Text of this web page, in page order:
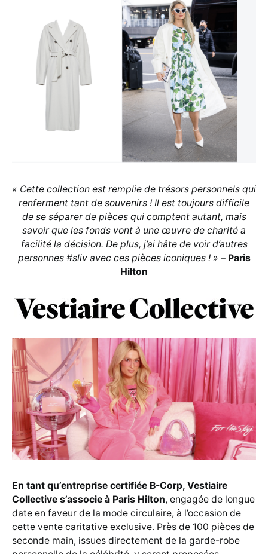
« Cette collection est remplie de trésors personnels qui
renferment tant de souvenirs ! Il est toujours difficile
de se séparer de pièces qui comptent autant, mais
savoir que les fonds vont à une œuvre de charité a
facilité la décision. De plus, j’ai hâte de voir d’autres
personnes #sliv avec ces pièces iconiques ! » – Paris
Hilton
En tant qu’entreprise certifiée B-Corp, Vestiaire
Collective s’associe à Paris Hilton, engagée de longue
date en faveur de la mode circulaire, à l’occasion de
cette vente caritative exclusive. Près de 100 pièces de
seconde main, issues directement de la garde-robe